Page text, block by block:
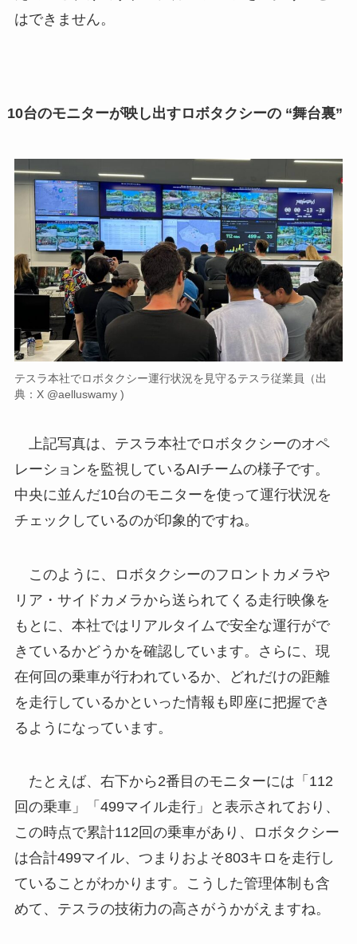
はできません。
10台のモニターが映し出すロボタクシーの “舞台裏”
テスラ本社でロボタクシー運行状況を見守るテスラ従業員（出
典：X @aelluswamy )
上記写真は、テスラ本社でロボタクシーのオペ
レーションを監視しているAIチームの様子です。
中央に並んだ10台のモニターを使って運行状況を
チェックしているのが印象的ですね。
このように、ロボタクシーのフロントカメラや
リア・サイドカメラから送られてくる走行映像を
もとに、本社ではリアルタイムで安全な運行がで
きているかどうかを確認しています。さらに、現
在何回の乗車が行われているか、どれだけの距離
を走行しているかといった情報も即座に把握でき
るようになっています。
たとえば、右下から2番目のモニターには「112
回の乗車」「499マイル走行」と表示されており、
この時点で累計112回の乗車があり、ロボタクシー
は合計499マイル、つまりおよそ803キロを走行し
ていることがわかります。こうした管理体制も含
めて、テスラの技術力の高さがうかがえますね。